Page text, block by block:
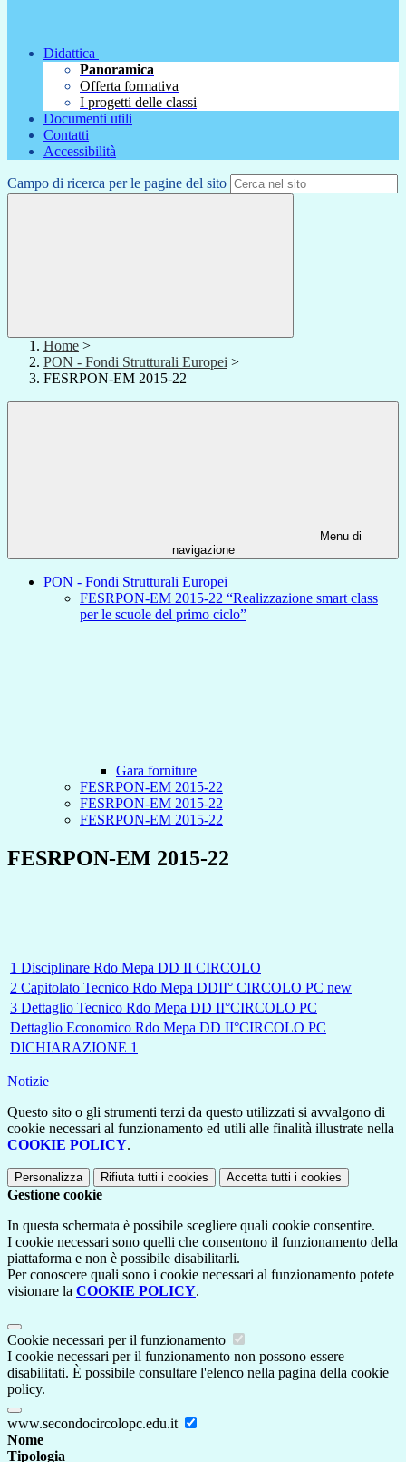
Didattica
Panoramica
Offerta formativa
I progetti delle classi
Documenti utili
Contatti
Accessibilità
Campo di ricerca per le pagine del sito
Home >
PON - Fondi Strutturali Europei >
FESRPON-EM 2015-22
Menu di
navigazione
PON - Fondi Strutturali Europei
FESRPON-EM 2015-22 “Realizzazione smart class
per le scuole del primo ciclo”
Gara forniture
FESRPON-EM 2015-22
FESRPON-EM 2015-22
FESRPON-EM 2015-22
FESRPON-EM 2015-22
1 Disciplinare Rdo Mepa DD II CIRCOLO
2 Capitolato Tecnico Rdo Mepa DDII° CIRCOLO PC new
3 Dettaglio Tecnico Rdo Mepa DD II°CIRCOLO PC
Dettaglio Economico Rdo Mepa DD II°CIRCOLO PC
DICHIARAZIONE 1
Notizie
Questo sito o gli strumenti terzi da questo utilizzati si avvalgono di
cookie necessari al funzionamento ed utili alle finalità illustrate nella
COOKIE POLICY.
Personalizza Rifiuta tutti i cookies Accetta tutti i cookies
Gestione cookie
In questa schermata è possibile scegliere quali cookie consentire.
I cookie necessari sono quelli che consentono il funzionamento della
piattaforma e non è possibile disabilitarli.
Per conoscere quali sono i cookie necessari al funzionamento potete
visionare la COOKIE POLICY.
Cookie necessari per il funzionamento
I cookie necessari per il funzionamento non possono essere
disabilitati. È possibile consultare l'elenco nella pagina della cookie
policy.
www.secondocircolopc.edu.it
Nome
Tipologia